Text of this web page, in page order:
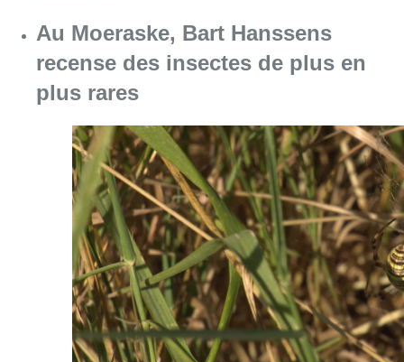
Au Moeraske, Bart Hanssens
recense des insectes de plus en
plus rares